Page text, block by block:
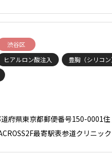
渋谷区
ヒアルロン酸注入 豊胸（シリコン
道府県東京都郵便番号150-0001
最寄駅表参道クリニ